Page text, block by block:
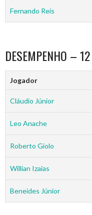
Fernando Reis
DESEMPENHO –
Jogador
Cláudio Júnior
Leo Anache
Roberto Giolo
Willian Izaias
Beneides Júnior